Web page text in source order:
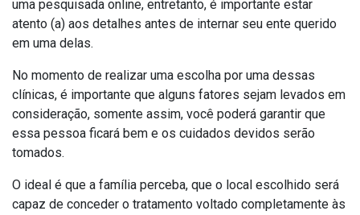
uma pesquisada online, entretanto, é importante estar
atento (a) aos detalhes antes de internar seu ente querido
em uma delas.
No momento de realizar uma escolha por uma dessas
clínicas, é importante que alguns fatores sejam levados em
consideração, somente assim, você poderá garantir que
essa pessoa ficará bem e os cuidados devidos serão
tomados.
O ideal é que a família perceba, que o local escolhido será
capaz de conceder o tratamento voltado completamente às